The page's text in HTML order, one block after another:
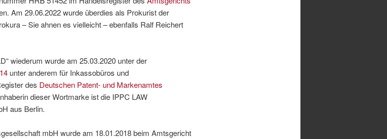
Am 29.06.2022 wurde überdies als Prokurist der
– Sie ahnen es vielleicht – ebenfalls Ralf Reichert
wiederum wurde am 25.03.2020 unter der
unter anderem für Inkassobüros und
des Deutschen Patent- und Markenamtes
dieser Wortmarke ist die IPPC LAW
aus Berlin.
mbH wurde am 18.01.2018 beim Amtsgericht